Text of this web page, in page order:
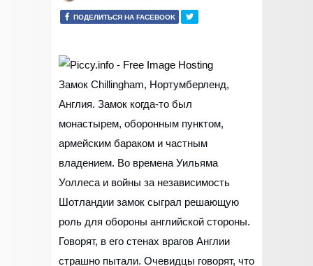
ПОДЕЛИТЬСЯ НА FACEBOOK
Замок Chillingham, Нортумберленд,
Англия. Замок когда-то был
монастырем, оборонным пунктом,
армейским бараком и частным
владением. Во времена Уильяма
Уоллеса и войны за независимость
Шотландии замок сыграл решающую
роль для обороны английской стороны.
Говорят, в его стенах врагов Англии
страшно пытали. Очевидцы говорят, что